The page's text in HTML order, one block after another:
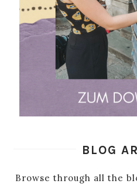
BLOG
Browse through all the